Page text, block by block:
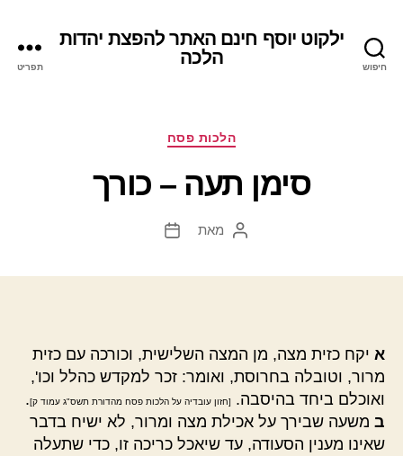
חיפוש
ילקוט יוסף חינם האתר להפצת יהדות
הלכה
תפריט
קטגוריות
הלכות פסח
סימן תעה – כורך
המחבר
מאת
תאריך
א יקח כזית מצה, מן המצה השלישית, וכורכה עם כזית
מרור, וטובלה בחרוסת, ואומר: זכר למקדש כהלל וכו',
ואוכלם ביחד בהיסבה.
[חזון עובדיה על הלכות פסח מהדורת תשס"ג עמוד ק].
ב משעה שבירך על אכילת מצה ומרור, לא ישיח בדבר
שאינו מענין הסעודה, עד שיאכל כריכה זו, כדי שתעלה